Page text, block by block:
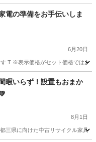
電の準備をお手伝いしま
6月20日
T ※表示価格がセット価格ではあ
暇いらず！設置もおまか
8月1日
三県に向けた中古リサイクル家具